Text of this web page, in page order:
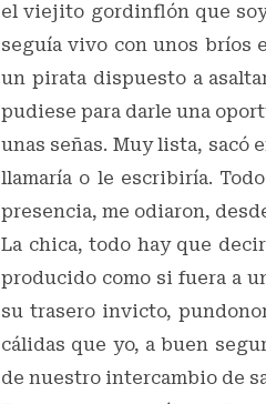
el viejito gordinflón que
seguía vivo con unos bríos
un pirata dispuesto a
pudiese para darle una
unas señas. Muy lista, sacó
llamaría o le escribiría.
presencia, me odiaron,
La chica, todo hay que
producido como si fuera a
su trasero invicto,
cálidas que yo, a buen
de nuestro intercambio de